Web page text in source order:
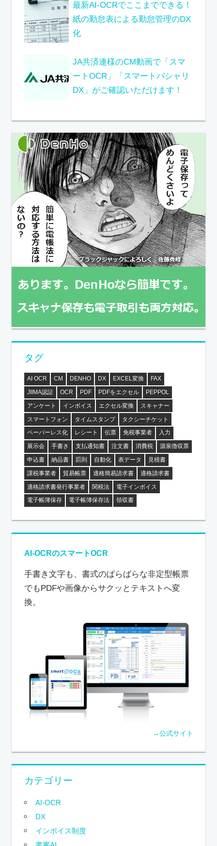
最新AI-OCRでここまでできる！
紙の勤怠表による勤怠管理のDX
化
JA共済連様のCM動画で「スマ
ートOCR」「スマートパシャリ
DX」がご確認いただけます！
タグ
AI OCR CM DENHO DX EXCEL変換
FAX
JIIMA認証
OCR PDF PDFをエクセル
PEPPOL
アンケート
インボイス エクセル変換
スキャナー
スマートフォン
タイムスタンプ
タクシーチケット
ペーパーレス化
レシート 伝票 免税事業者
入力
展示会
手書き 支払通知書 注文書 消費税
源泉徴収票
申込書
納品書 罰則 自動化 表データ
見積書
課税事業者
貿易帳票 適格簡易請求書
適格請求書
適格請求書発行事業者
関税法
電子インボイス
電子帳簿保存
電子帳簿保存法 領収書
AI-OCRのスマートOCR
手書き文字も、書式のばらばらな非定型帳票
でもPDFや画像からサクッとテキストへ変
換。
→公式サイト
カテゴリー
AI-OCR
DX
インボイス制度